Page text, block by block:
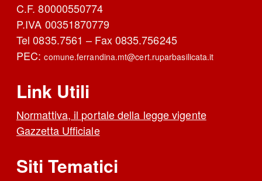
C.F. 80000550774
P.IVA 00351870779
Tel 0835.7561 – Fax 0835.756245
PEC:comune.ferrandina.mt@cert.ruparbasilicata.it
Link Utili
Normattiva, il portale della legge vigente
Gazzetta Ufficiale
Siti Tematici